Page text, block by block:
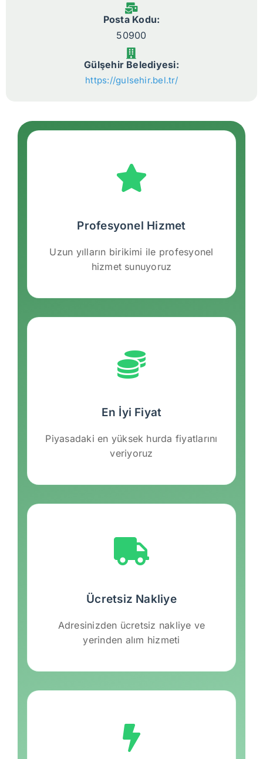
Posta Kodu:
50900
Gülşehir Belediyesi:
https://gulsehir.bel.tr/
Profesyonel Hizmet
Uzun yılların birikimi ile profesyonel
hizmet sunuyoruz
En İyi Fiyat
Piyasadaki en yüksek hurda fiyatlarını
veriyoruz
Ücretsiz Nakliye
Adresinizden ücretsiz nakliye ve
yerinden alım hizmeti